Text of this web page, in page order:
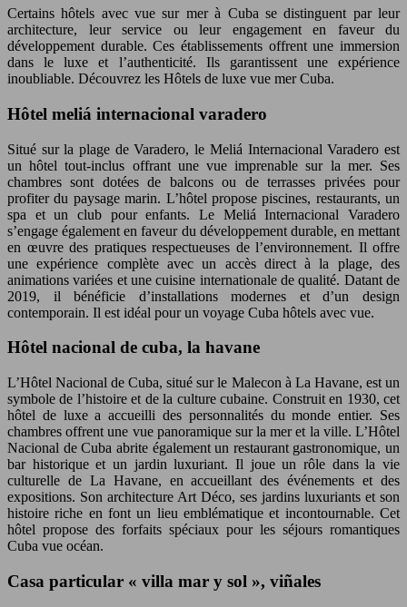
Certains hôtels avec vue sur mer à Cuba se distinguent par leur
architecture, leur service ou leur engagement en faveur du
développement durable. Ces établissements offrent une immersion
dans le luxe et l’authenticité. Ils garantissent une expérience
inoubliable. Découvrez les Hôtels de luxe vue mer Cuba.
Hôtel meliá internacional varadero
Situé sur la plage de Varadero, le Meliá Internacional Varadero est
un hôtel tout-inclus offrant une vue imprenable sur la mer. Ses
chambres sont dotées de balcons ou de terrasses privées pour
profiter du paysage marin. L’hôtel propose piscines, restaurants, un
spa et un club pour enfants. Le Meliá Internacional Varadero
s’engage également en faveur du développement durable, en mettant
en œuvre des pratiques respectueuses de l’environnement. Il offre
une expérience complète avec un accès direct à la plage, des
animations variées et une cuisine internationale de qualité. Datant de
2019, il bénéficie d’installations modernes et d’un design
contemporain. Il est idéal pour un voyage Cuba hôtels avec vue.
Hôtel nacional de cuba, la havane
L’Hôtel Nacional de Cuba, situé sur le Malecon à La Havane, est un
symbole de l’histoire et de la culture cubaine. Construit en 1930, cet
hôtel de luxe a accueilli des personnalités du monde entier. Ses
chambres offrent une vue panoramique sur la mer et la ville. L’Hôtel
Nacional de Cuba abrite également un restaurant gastronomique, un
bar historique et un jardin luxuriant. Il joue un rôle dans la vie
culturelle de La Havane, en accueillant des événements et des
expositions. Son architecture Art Déco, ses jardins luxuriants et son
histoire riche en font un lieu emblématique et incontournable. Cet
hôtel propose des forfaits spéciaux pour les séjours romantiques
Cuba vue océan.
Casa particular « villa mar y sol », viñales